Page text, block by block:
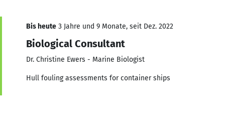
Bis heute 3 Jahre und 9 Monate, seit Dez. 2022
Biological Consultant
Dr. Christine Ewers - Marine Biologist
Hull fouling assessments for container ships